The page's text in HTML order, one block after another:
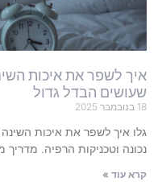
איך לשפר את איכות
שעושים הבדל גדול
18 בנובמבר 2025
גלו איך לשפר את איכות
נכונה וטכניקות הרפיה. מדריך
קרא עוד »